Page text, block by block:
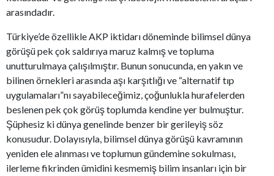
arasındadır.
Türkiye’de özellikle AKP iktidarı döneminde bilimsel dünya
görüşü pek çok saldırıya maruz kalmış ve topluma
unutturulmaya çalışılmıştır. Bunun sonucunda, en yakın ve
bilinen örnekleri arasında aşı karşıtlığı ve “alternatif tıp
uygulamaları”nı sayabileceğimiz, çoğunlukla hurafelerden
beslenen pek çok görüş toplumda kendine yer bulmuştur.
Şüphesiz ki dünya genelinde benzer bir gerileyiş söz
konusudur. Dolayısıyla, bilimsel dünya görüşü kavramının
yeniden ele alınması ve toplumun gündemine sokulması,
ilerleme fikrinden ümidini kesmemiş bilim insanları için bir